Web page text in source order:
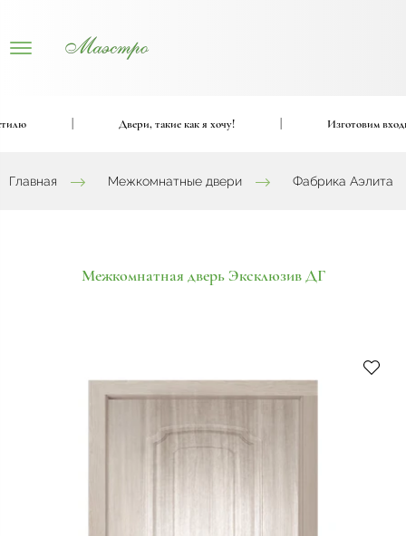
Двери, такие как я хочу! Изготовим
Главная Межкомнатные двери Фабрика Аэлита
Межкомнатная дверь Эксклюзив ДГ